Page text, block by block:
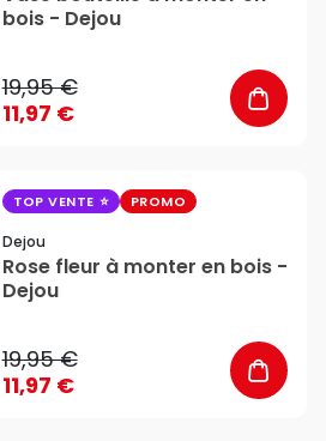
bois - Dejou
19,95 €
11,97 €
TOP VENTE PROMO
Dejou
Rose fleur à monter en bois -
Dejou
19,95 €
11,97 €